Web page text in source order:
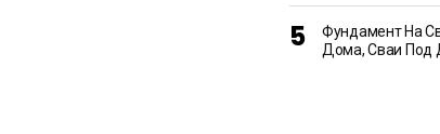
Фундамент На
Дома, Сваи Под